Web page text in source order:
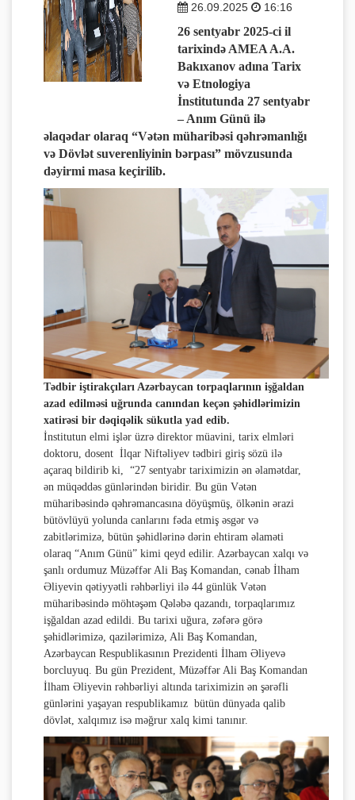
26.09.2025 16:16
26 sentyabr 2025-ci il
tarixində AMEA A.A.
Bakıxanov adına Tarix
və Etnologiya
İnstitutunda 27 sentyabr
– Anım Günü ilə
əlaqədar olaraq “Vətən müharibəsi qəhrəmanlığı
və Dövlət suverenliyinin bərpası” mövzusunda
dəyirmi masa keçirilib.
Tədbir iştirakçıları Azərbaycan torpaqlarının işğaldan
azad edilməsi uğrunda canından keçən şəhidlərimizin
xatirəsi bir dəqiqəlik sükutla yad edib.
İnstitutun elmi işlər üzrə direktor müavini, tarix elmləri
doktoru, dosent İlqar Niftəliyev tədbiri giriş sözü ilə
açaraq bildirib ki, “27 sentyabr tariximizin ən əlamətdar,
ən müqəddəs günlərindən biridir. Bu gün Vətən
müharibəsində qəhrəmancasına döyüşmüş, ölkənin ərazi
bütövlüyü yolunda canlarını fəda etmiş əsgər və
zabitlərimizə, bütün şəhidlərinə dərin ehtiram əlaməti
olaraq “Anım Günü” kimi qeyd edilir. Azərbaycan xalqı və
şanlı ordumuz Müzəffər Ali Baş Komandan, cənab İlham
Əliyevin qətiyyətli rəhbərliyi ilə 44 günlük Vətən
müharibəsində möhtəşəm Qələbə qazandı, torpaqlarımız
işğaldan azad edildi. Bu tarixi uğura, zəfərə görə
şəhidlərimizə, qazilərimizə, Ali Baş Komandan,
Azərbaycan Respublikasının Prezidenti İlham Əliyevə
borcluyuq. Bu gün Prezident, Müzəffər Ali Baş Komandan
İlham Əliyevin rəhbərliyi altında tariximizin ən şərəfli
günlərini yaşayan respublikamız bütün dünyada qalib
dövlət, xalqımız isə məğrur xalq kimi tanınır.